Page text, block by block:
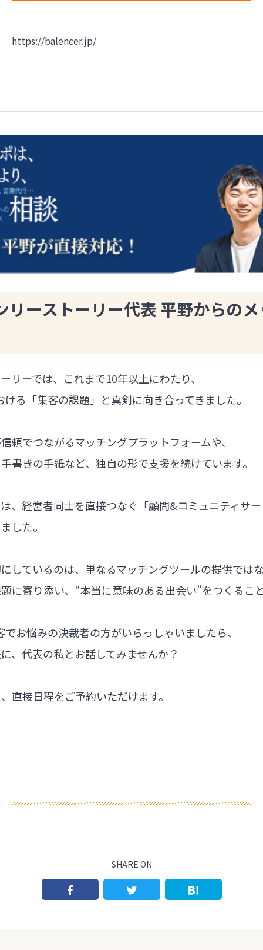
https://balencer.jp/
リーストーリー代表 平野からの
リーでは、これまで10年以上にわたり、
る「集客の課題」と真剣に向き合ってきました。
頼でつながるマッチングプラットフォームや、
書きの手紙など、独自の形で支援を続けています。
、経営者同士を直接つなぐ「顧問&コミュニティサ
した。
しているのは、単なるマッチングツールの提供では
に寄り添い、“本当に意味のある出会い”をつくるこ
お悩みの決裁者の方がいらっしゃいましたら、
、代表の私とお話してみませんか？
直接日程をご予約いただけます。
SHARE ON